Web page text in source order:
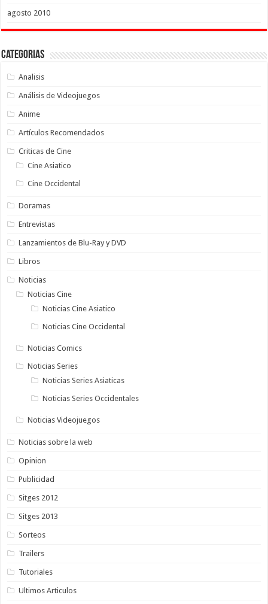
agosto 2010
Categorias
Analisis
Análisis de Videojuegos
Anime
Artículos Recomendados
Criticas de Cine
Cine Asiatico
Cine Occidental
Doramas
Entrevistas
Lanzamientos de Blu-Ray y DVD
Libros
Noticias
Noticias Cine
Noticias Cine Asiatico
Noticias Cine Occidental
Noticias Comics
Noticias Series
Noticias Series Asiaticas
Noticias Series Occidentales
Noticias Videojuegos
Noticias sobre la web
Opinion
Publicidad
Sitges 2012
Sitges 2013
Sorteos
Trailers
Tutoriales
Ultimos Articulos